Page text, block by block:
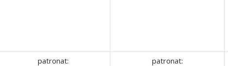
patronat:
patronat: